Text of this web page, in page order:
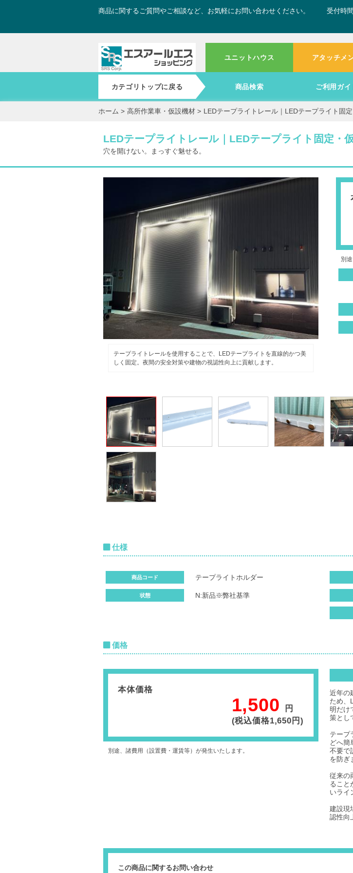
受付時
商品に関するご質問やご相談など、お気軽にお問い合わせください。
ユニットハウス アタッチメ
カテゴリトップに戻る 商品検索 ご利用ガイ
ホーム > 高所作業車・仮設機材 > LEDテープライトレール｜LEDテープライト固
LEDテープライトレール｜LEDテープライト固定・
穴を開けない。まっすぐ魅せる。
別
テープライトレールを使用することで、LEDテープライトを直線的かつ美
しく固定。夜間の安全対策や建物の視認性向上に貢献します。
仕様
商品コード テープライトホルダー
状態 N:新品※弊社基準
価格
本体価格
1,500
円
(税込価格1,650円)
別途、諸費用（設置費・運賃等）が発生いたします。
近年の
ため、
明だけ
策とし
テープ
どへ簡
不要で
を防ぎ
従来の
ること
いライ
建設現
認性向
この商品に関するお問い合わせ